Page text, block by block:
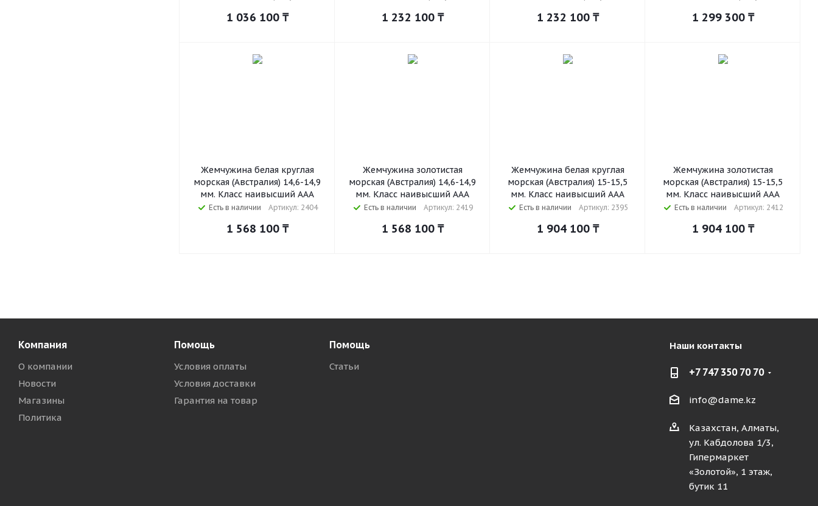
1 036 100₸ 1 232 100₸ 1 232 100₸ 1 299 300₸
Жемчужина белая круглая
морская (Австралия) 14,6-14,9
мм. Класс наивысший ААА
Есть в наличии Артикул: 2404
1 568 100₸
Жемчужина золотистая
морская (Австралия) 14,6-14,9
мм. Класс наивысший ААА
Есть в наличии Артикул: 2419
1 568 100₸
Жемчужина белая круглая
морская (Австралия) 15-15,5
мм. Класс наивысший ААА
Есть в наличии Артикул: 2395
1 904 100₸
Жемчужина золотистая
морская (Австралия) 15-15,5
мм. Класс наивысший ААА
Есть в наличии Артикул: 2412
1 904 100₸
Компания
О компании
Новости
Магазины
Политика
Помощь
Условия оплаты
Условия доставки
Гарантия на товар
Помощь
Статьи
Наши контакты
+7 747 350 70 70
info@dame.kz
Казахстан, Алматы,
ул. Кабдолова 1/3,
Гипермаркет
«Золотой», 1 этаж,
бутик 11